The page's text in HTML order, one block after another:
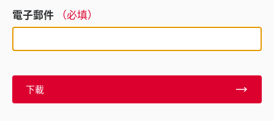
電子郵件 （必填）
下載